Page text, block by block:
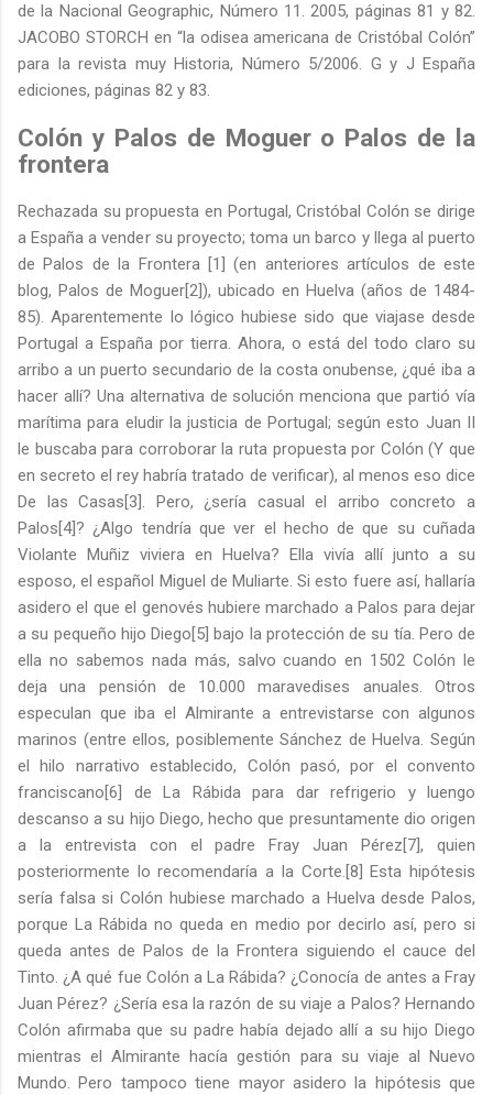
de la Nacional Geographic, Número 11. 2005, páginas 81 y 82.
JACOBO STORCH en “la odisea americana de Cristóbal Colón”
para la revista muy Historia, Número 5/2006. G y J España
ediciones, páginas 82 y 83.
Colón y Palos de Moguer o Palos de la
frontera
Rechazada su propuesta en Portugal, Cristóbal Colón se dirige
a España a vender su proyecto; toma un barco y llega al puerto
de Palos de la Frontera [1] (en anteriores artículos de este
blog, Palos de Moguer[2]), ubicado en Huelva (años de 1484-
85). Aparentemente lo lógico hubiese sido que viajase desde
Portugal a España por tierra. Ahora, o está del todo claro su
arribo a un puerto secundario de la costa onubense, ¿qué iba a
hacer allí? Una alternativa de solución menciona que partió vía
marítima para eludir la justicia de Portugal; según esto Juan II
le buscaba para corroborar la ruta propuesta por Colón (Y que
en secreto el rey habría tratado de verificar), al menos eso dice
De las Casas[3]. Pero, ¿sería casual el arribo concreto a
Palos[4]? ¿Algo tendría que ver el hecho de que su cuñada
Violante Muñiz viviera en Huelva? Ella vivía allí junto a su
esposo, el español Miguel de Muliarte. Si esto fuere así, hallaría
asidero el que el genovés hubiere marchado a Palos para dejar
a su pequeño hijo Diego[5] bajo la protección de su tía. Pero de
ella no sabemos nada más, salvo cuando en 1502 Colón le
deja una pensión de 10.000 maravedises anuales. Otros
especulan que iba el Almirante a entrevistarse con algunos
marinos (entre ellos, posiblemente Sánchez de Huelva. Según
el hilo narrativo establecido, Colón pasó, por el convento
franciscano[6] de La Rábida para dar refrigerio y luengo
descanso a su hijo Diego, hecho que presuntamente dio origen
a la entrevista con el padre Fray Juan Pérez[7], quien
posteriormente lo recomendaría a la Corte.[8] Esta hipótesis
sería falsa si Colón hubiese marchado a Huelva desde Palos,
porque La Rábida no queda en medio por decirlo así, pero si
queda antes de Palos de la Frontera siguiendo el cauce del
Tinto. ¿A qué fue Colón a La Rábida? ¿Conocía de antes a Fray
Juan Pérez? ¿Sería esa la razón de su viaje a Palos? Hernando
Colón afirmaba que su padre había dejado allí a su hijo Diego
mientras el Almirante hacía gestión para su viaje al Nuevo
Mundo. Pero tampoco tiene mayor asidero la hipótesis que